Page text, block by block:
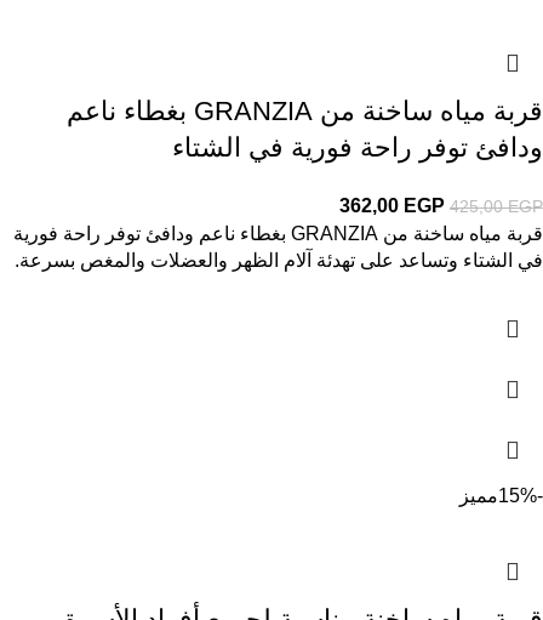
قربة مياه ساخنة من GRANZIA بغطاء ناعم
ودافئ توفر راحة فورية في الشتاء
425,00EGP
362,00 EGP
قربة مياه ساخنة من GRANZIA بغطاء ناعم ودافئ توفر راحة فورية
في الشتاء وتساعد على تهدئة آلام الظهر والعضلات والمغص بسرعة.
-15% مميز